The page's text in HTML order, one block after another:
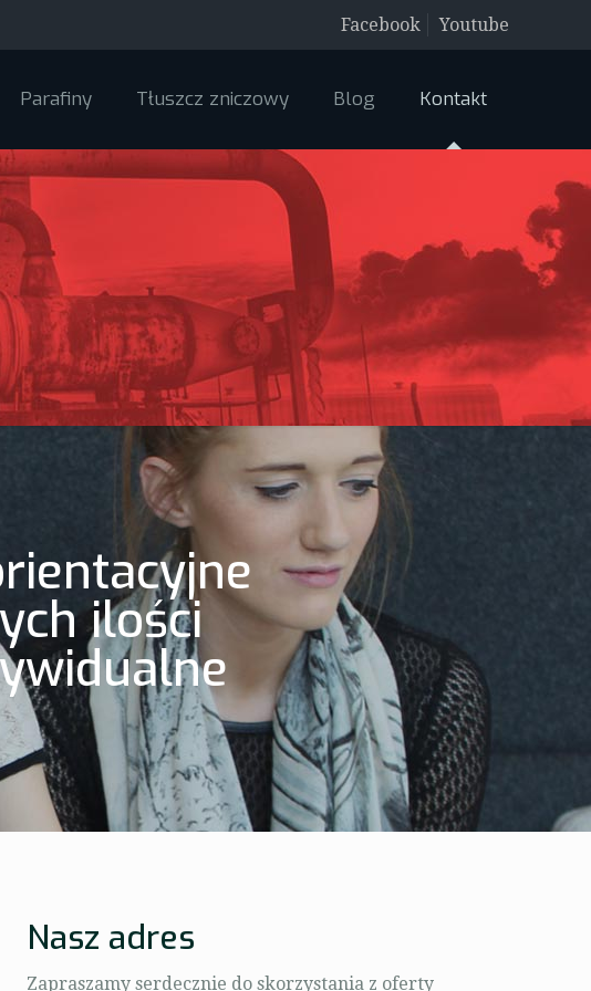
Facebook Youtube
Parafiny Tłuszcz zniczowy Blog Kontakt
ilości
Nasz adres
Zapraszamy serdecznie do skorzystania z oferty